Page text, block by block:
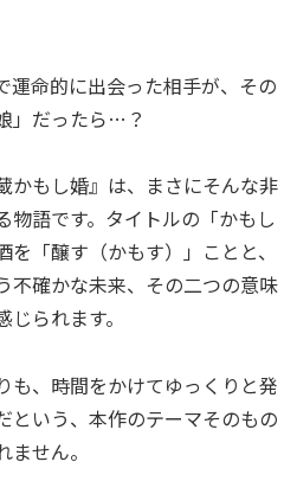
運命的に出会った相手が、その
」だったら…？
かもし婚』は、まさにそんな非
物語です。タイトルの「かもし
「醸す（かもす）」ことと、
不確かな未来、その二つの意味
られます。
も、時間をかけてゆっくりと発
という、本作のテーマそのもの
せん。